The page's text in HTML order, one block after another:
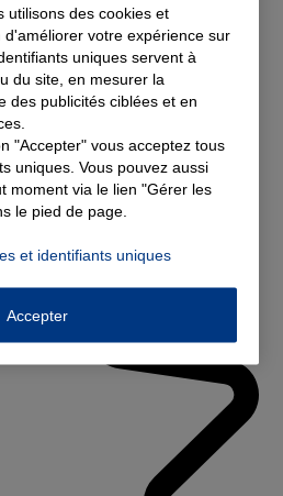
utilisons des cookies et
d'améliorer votre expérience sur
uniques servent à
du site, en mesurer la
des publicités ciblées et en
"Accepter" vous acceptez tous
uniques. Vous pouvez aussi
moment via le lien "Gérer les
le pied de page.
et identifiants uniques
Accepter